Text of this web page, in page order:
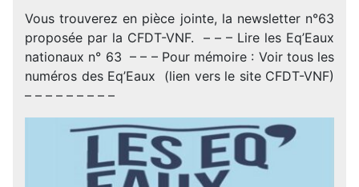
Vous trouverez en pièce jointe, la newsletter n°63
proposée par la CFDT-VNF. – – – Lire les Eq’Eaux
nationaux n° 63 – – – Pour mémoire : Voir tous les
numéros des Eq’Eaux (lien vers le site CFDT-VNF)
– – – – – – – – –